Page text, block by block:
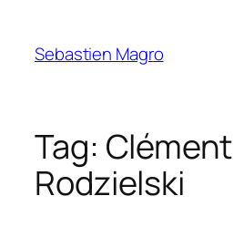
content
Sebastien Magro
Tag: Clément
Rodzielski